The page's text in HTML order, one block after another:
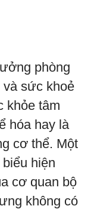
phòng
và sức khoẻ
khỏe tâm
hóa hay là
cơ thể. Một
hiện
cơ quan bộ
không có